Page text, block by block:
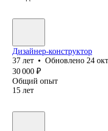
Дизайнер-конструктор
37 лет • Обновлено 24
30 000 ₽
Общий опыт
15 лет